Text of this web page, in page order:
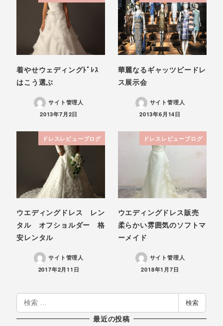
着やせウェディングﾄﾞﾚｽ
はこう選ぶ
サイト管理人
投稿日
2013年7月2日
華麗なるギャッツビードレ
ス展示会
サイト管理人
投稿日
2013年6月14日
ドレスレビューブログ
ウエディングドレス レン
タル オフショルダー 格
安レンタル
サイト管理人
投稿日
2017年2月11日
ドレスレビューブログ
ウエディングドレス販売
柔らかい雰囲気のソフトマ
ーメイド
サイト管理人
投稿日
2018年1月7日
検
索
検索
最近の投稿